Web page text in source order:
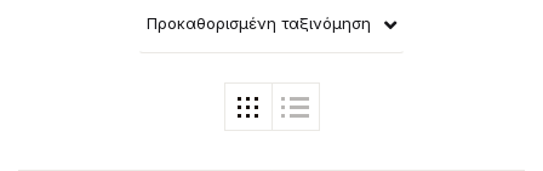
Προκαθορισμένη ταξινόμηση